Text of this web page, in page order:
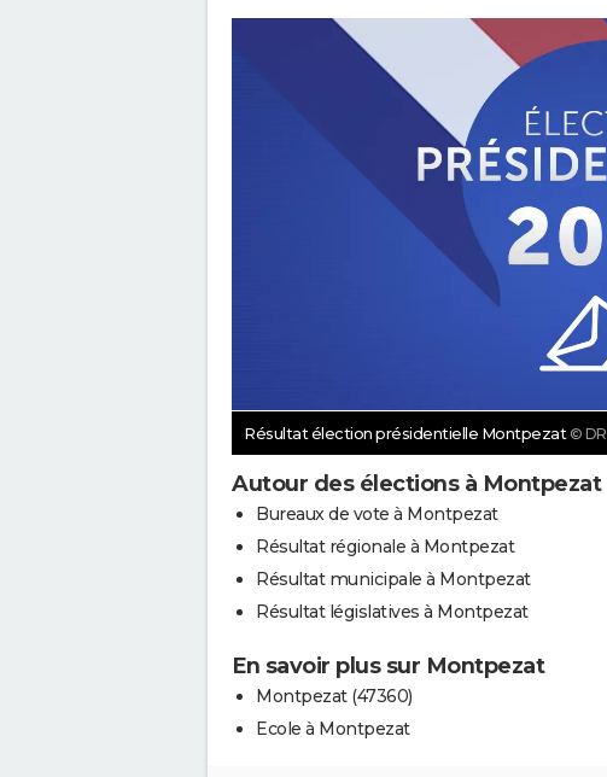
Résultat élection présidentielle Montpezat © DR
Autour des élections à Montpezat
Bureaux de vote à Montpezat
Résultat régionale à Montpezat
Résultat municipale à Montpezat
Résultat législatives à Montpezat
En savoir plus sur Montpezat
Montpezat (47360)
Ecole à Montpezat